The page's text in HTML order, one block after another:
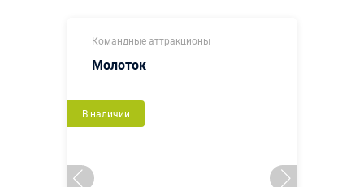
Командные аттракционы
Молоток
В наличии